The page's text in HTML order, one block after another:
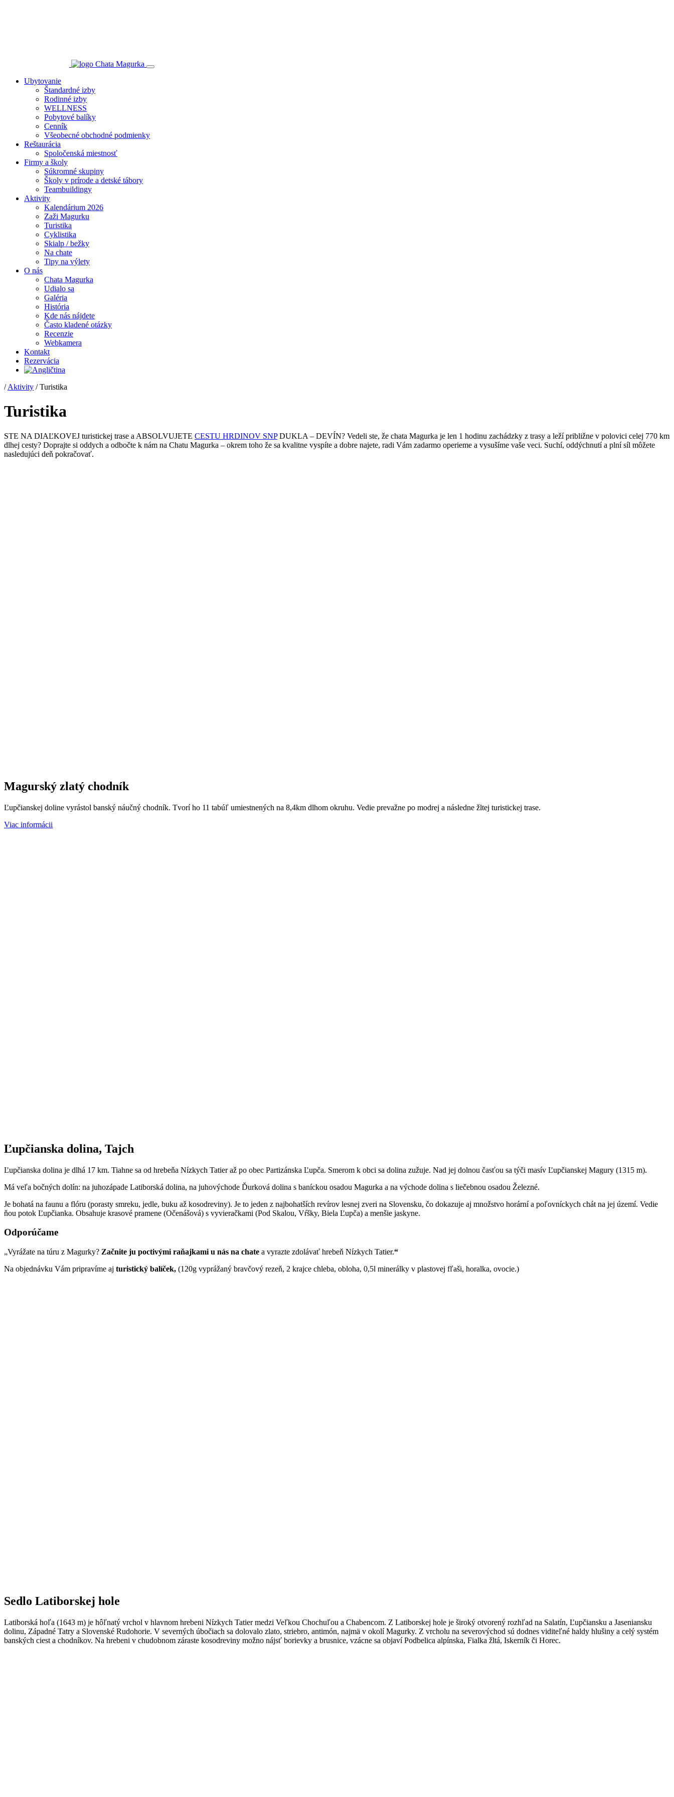
Ubytovanie
Štandardné izby
Rodinné izby
WELLNESS
Pobytové balíky
Cenník
Všeobecné obchodné podmienky
Reštaurácia
Spoločenská miestnosť
Firmy a školy
Súkromné skupiny
Školy v prírode a detské tábory
Teambuildingy
Aktivity
Kalendárium 2026
Zaži Magurku
Turistika
Cyklistika
Skialp / bežky
Na chate
Tipy na výlety
O nás
Chata Magurka
Udialo sa
Galéria
História
Kde nás nájdete
Často kladené otázky
Recenzie
Webkamera
Kontakt
Rezervácia
/Aktivity /Turistika
Turistika
STE NA DIAĽKOVEJ turistickej trase a ABSOLVUJETE CESTU HRDINOV SNPDUKLA – DEVÍN? Vedeli ste, že chata Magurka je len 1 hodinu zachádzky z trasy a leží približne v polovici celej 770 km
dlhej cesty? Doprajte si oddych a odbočte k nám na Chatu Magurka – okrem toho že sa kvalitne vyspíte a dobre najete, radi Vám zadarmo operieme a vysušíme vaše veci. Suchí, oddýchnutí a plní síl môžete
nasledujúci deň pokračovať.
Magurský zlatý chodník
Ľupčianskej doline vyrástol banský náučný chodník. Tvorí ho 11 tabúľ umiestnených na 8,4km dlhom okruhu. Vedie prevažne po modrej a následne žltej turistickej trase.
Viac informácii
Ľupčianska dolina, Tajch
Ľupčianska dolina je dlhá 17 km. Tiahne sa od hrebeňa Nízkych Tatier až po obec Partizánska Ľupča. Smerom k obci sa dolina zužuje. Nad jej dolnou časťou sa týči masív Ľupčianskej Magury (1315 m).
Má veľa bočných dolín: na juhozápade Latiborská dolina, na juhovýchode Ďurková dolina s baníckou osadou Magurka a na východe dolina s liečebnou osadou Železné.
Je bohatá na faunu a flóru (porasty smreku, jedle, buku až kosodreviny). Je to jeden z najbohatších revírov lesnej zveri na Slovensku, čo dokazuje aj množstvo horární a poľovníckych chát na jej území. Vedie
ňou potok Ľupčianka. Obsahuje krasové pramene (Očenášová) s vyvieračkami (Pod Skalou, Vŕšky, Biela Ľupča) a menšie jaskyne.
Odporúčame
„Vyrážate na túru z Magurky? Začnite ju poctivými raňajkami u nás na chate a vyrazte zdolávať hrebeň Nízkych Tatier.“
Na objednávku Vám pripravíme aj turistický balíček, (120g vyprážaný bravčový rezeň, 2 krajce chleba, obloha, 0,5l minerálky v plastovej fľaši, horalka, ovocie.)
Sedlo Latiborskej hole
Latiborská hoľa (1643 m) je hôľnatý vrchol v hlavnom hrebeni Nízkych Tatier medzi Veľkou Chochuľou a Chabencom. Z Latiborskej hole je široký otvorený rozhľad na Salatín, Ľupčiansku a Jaseniansku
dolinu, Západné Tatry a Slovenské Rudohorie. V severných úbočiach sa dolovalo zlato, striebro, antimón, najmä v okolí Magurky. Z vrcholu na severovýchod sú dodnes viditeľné haldy hlušiny a celý systém
banských ciest a chodníkov. Na hrebeni v chudobnom záraste kosodreviny možno nájsť borievky a brusnice, vzácne sa objaví Podbelica alpínska, Fialka žltá, Iskerník či Horec.